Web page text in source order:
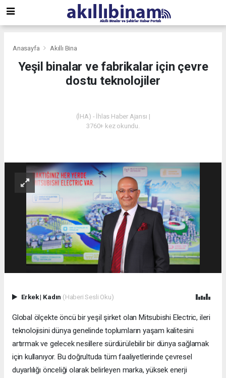
Anasayfa Akıllı Bina
Yeşil binalar ve fabrikalar için çevre
dostu teknolojiler
(İHA) - İhlas Haber Ajansı |
3760+ kez okundu.
Erkek| Kadın (Haberi Sesli Oku)
Global ölçekte öncü bir yeşil şirket olan Mitsubishi Electric, ileri
teknolojisini dünya genelinde toplumların yaşam kalitesini
artırmak ve gelecek nesillere sürdürülebilir bir dünya sağlamak
için kullanıyor. Bu doğrultuda tüm faaliyetlerinde çevresel
duyarlılığı önceliği olarak belirleyen marka, yüksek enerji